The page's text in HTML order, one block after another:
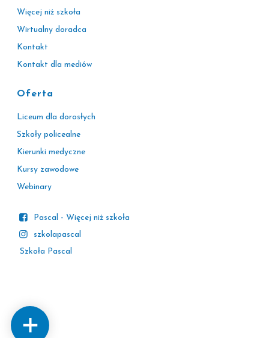
Więcej niż szkoła
Wirtualny doradca
Kontakt
Kontakt dla mediów
Oferta
Liceum dla dorosłych
Szkoły policealne
Kierunki medyczne
Kursy zawodowe
Webinary
Pascal - Więcej niż szkoła
szkolapascal
Szkoła Pascal